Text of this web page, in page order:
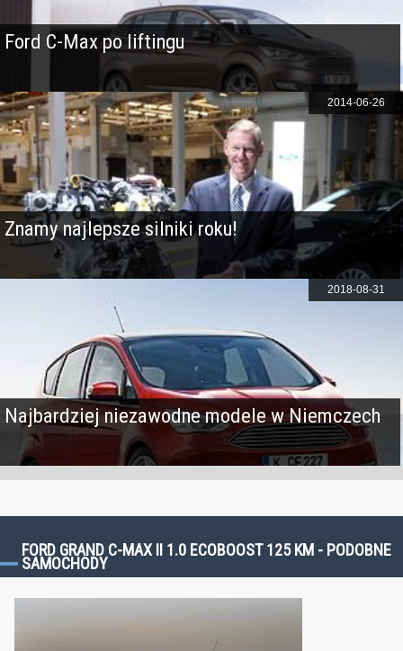
Ford C-Max po liftingu
Znamy najlepsze silniki roku!
2014-06-26
Najbardziej niezawodne modele w Niemczech
2018-08-31
FORD GRAND C-MAX II 1.0 ECOBOOST 125 KM - PODOBNE
SAMOCHODY